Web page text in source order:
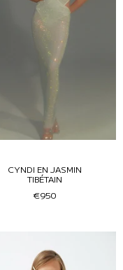
CYNDI EN JASMIN
TIBÉTAIN
€950